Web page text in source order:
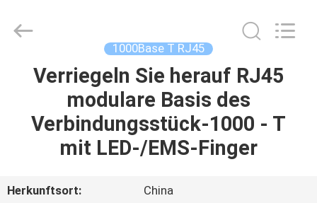
HAUS
PRODUKTE
UNS
Rights
1000Base T RJ45
Verriegeln Sie herauf RJ45
modulare Basis des
Verbindungsstück-1000 - T
mit LED-/EMS-Finger
Herkunftsort:
China